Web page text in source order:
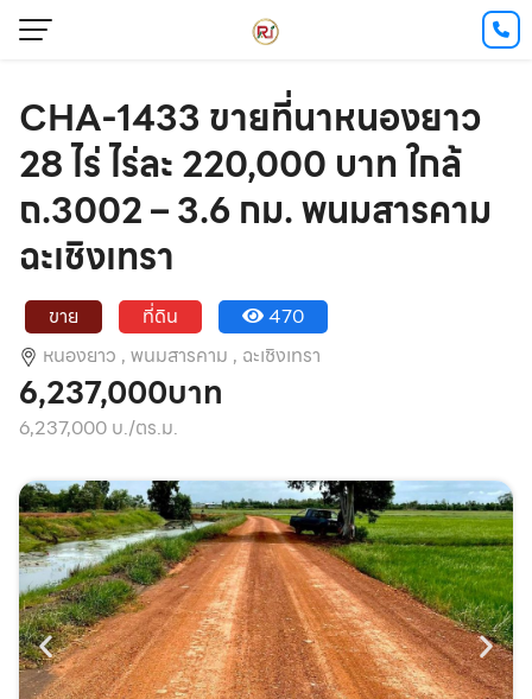
CHA-1433 ขายที่นาหนองยาว
28 ไร่ ไร่ละ 220,000 บาท ใกล้
ถ.3002 – 3.6 กม. พนมสารคาม
ฉะเชิงเทรา
ขาย ที่ดิน
470
หนองยาว , พนมสารคาม , ฉะเชิงเทรา
6,237,000บาท
6,237,000 บ./ตร.ม.